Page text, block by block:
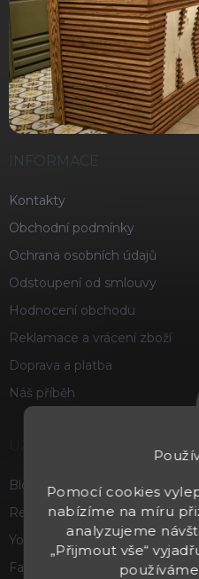
Pomocí cookies
nabízíme na míru
analyzujeme
„Přijmout vše“
INFORMACE
Kontakty
Obchodní podmínky
Ochrana osobních údajů
Odstoupení od smlouvy
Hodnocení obchodu
Reklamace a vrácení zboží
Doprava a platba
Náš příběh
Blog
Recenze a hodnocení
Youtube
Facebook